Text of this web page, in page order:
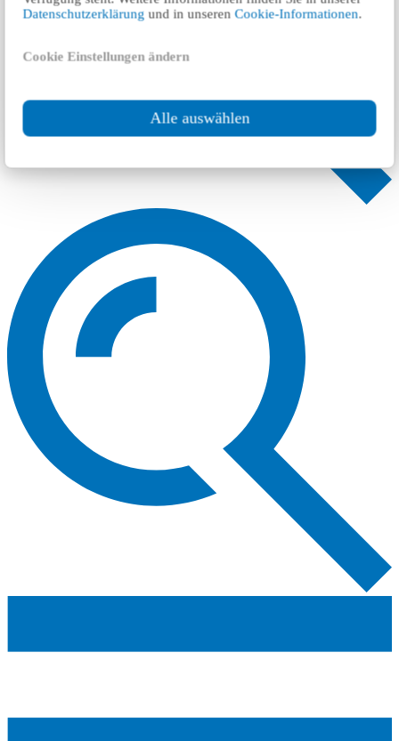
Datenschutzerklärung und in unserenCookie-Informationen.
Cookie Einstellungen ändern
Alle auswählen